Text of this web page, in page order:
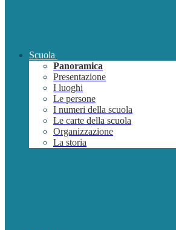
Scuola
Panoramica
Presentazione
I luoghi
Le persone
I numeri della scuola
Le carte della scuola
Organizzazione
La storia